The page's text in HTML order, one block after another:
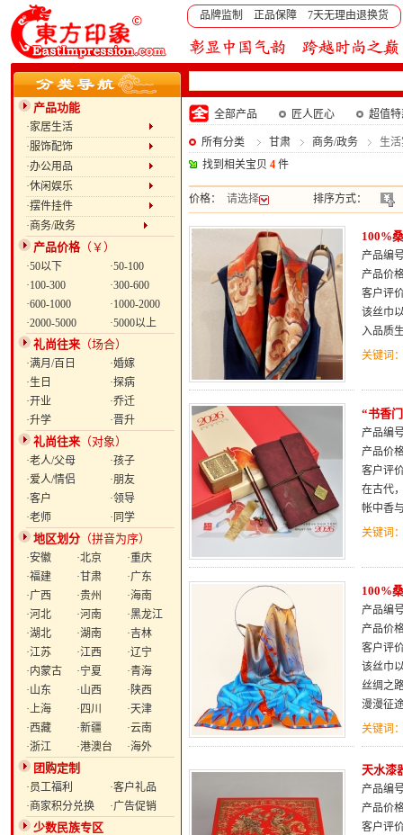
品牌监制 正品保障 7天无理由退换货
产品功能
·家居生活
·服饰配饰
·办公用品
·休闲娱乐
·摆件挂件
·商务/政务
产品价格（￥）
·50以下
·50-100
·100-300
·300-600
·600-1000
·1000-2000
·2000-5000
·5000以上
礼尚往来 （场合）
·满月/百日
·婚嫁
·生日
·探病
·开业
·乔迁
·升学
·晋升
礼尚往来 （对象）
·老人/父母
·孩子
·爱人/情侣
·朋友
·客户
·领导
·老师
·同学
地区划分 （拼音为序）
·安徽 ·北京
·重庆
·福建
·甘肃
·广东
·广西
·贵州
·海南
·河北
·河南
·黑龙江
·湖北
·湖南
·吉林
·江苏
·江西
·辽宁
·内蒙古
·宁夏
·青海
·山东
·山西
·陕西
·上海
·四川
·天津
·西藏
·新疆
·云南
·浙江
·港澳台 ·海外
团购定制
·员工福利
·客户礼品
·商家积分兑换
·广告促销
少数民族专区
全部产品 匠人匠心 超值
所有分类 甘肃 商务/政务
生
找到相关宝贝 4 件
价格： 请选择 排序方式：
100%
产品编
产品价
客户评
该丝巾
入品质
关键词
“书香
产品编
产品价
客户评
在古代
帐中香
关键词
100%
产品编
产品价
客户评
该丝巾
丝绸之
漫漫征
关键词
天水漆
产品编
产品价
客户评